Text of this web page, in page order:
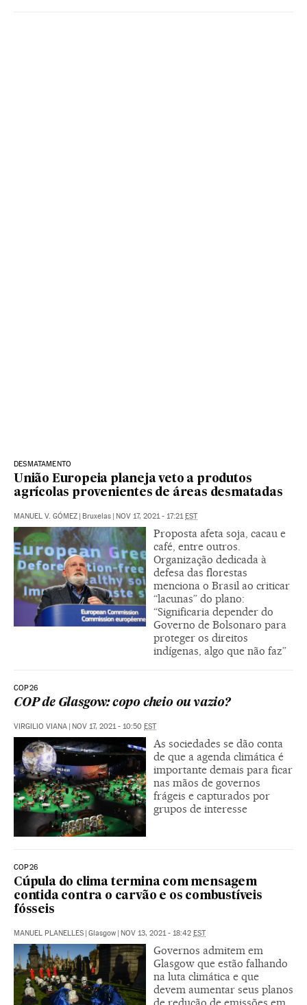
DESMATAMENTO
União Europeia planeja veto a produtos
agrícolas provenientes de áreas desmatadas
MANUEL V. GÓMEZ | Bruxelas | NOV 17, 2021 - 17:21EST
Proposta afeta soja, cacau e
café, entre outros.
Organização dedicada à
defesa das florestas
menciona o Brasil ao criticar
“lacunas” do plano:
“Significaria depender do
Governo de Bolsonaro para
proteger os direitos
indígenas, algo que não faz”
COP26
COP de Glasgow: copo cheio ou vazio?
VIRGILIO VIANA | NOV 17, 2021 - 10:50 EST
As sociedades se dão conta
de que a agenda climática é
importante demais para ficar
nas mãos de governos
frágeis e capturados por
grupos de interesse
COP26
Cúpula do clima termina com mensagem
contida contra o carvão e os combustíveis
fósseis
MANUEL PLANELLES | Glasgow | NOV 13, 2021 - 18:42 EST
Governos admitem em
Glasgow que estão falhando
na luta climática e que
devem aumentar seus planos